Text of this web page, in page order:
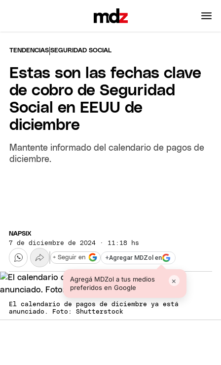
TENDENCIAS |SEGURIDAD SOCIAL
Estas son las fechas clave
de cobro de Seguridad
Social en EEUU de
diciembre
Mantente informado del calendario de pagos de
diciembre.
NAPSIX
7 de diciembre de 2024 · 11:18 hs
+Agregar MDZol en
Agregá MDZol a tus medios
preferidos en Google
×
+ Seguir en
El calendario de pagos de diciembre ya está
anunciado. Foto: Shutterstock